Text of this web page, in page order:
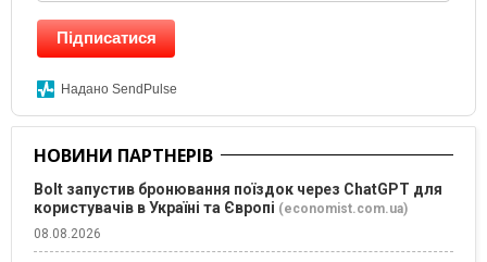
Підписатися
Надано SendPulse
НОВИНИ ПАРТНЕРІВ
Bolt запустив бронювання поїздок через ChatGPT для
користувачів в Україні та Європі (economist.com.ua)
08.08.2026